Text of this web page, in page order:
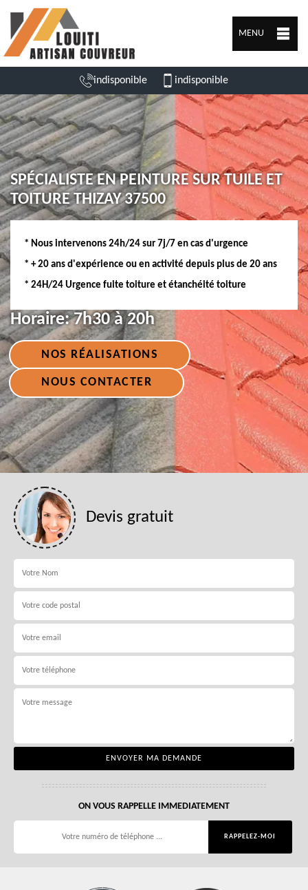
MENU
indisponible indisponible
SPÉCIALISTE EN PEINTURE SUR TUILE ET
TOITURE THIZAY 37500
* Nous intervenons 24h/24 sur 7j/7 en cas d'urgence
* + 20 ans d'expérience ou en activité depuis plus de 20 ans
* 24H/24 Urgence fuite toiture et étanchéité toiture
Horaire:7h30 à 20h
NOS RÉALISATIONS
NOUS CONTACTER
Devis gratuit
ON VOUS RAPPELLE IMMEDIATEMENT